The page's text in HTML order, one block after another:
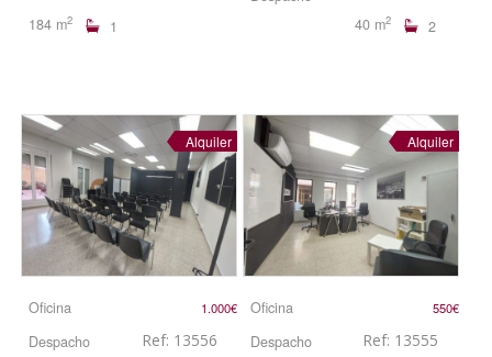
184 m2 1 40 m2 2
Alquiler
Oficina
Despacho
1.000€
Ref: 13556
Alquiler
Oficina
Despacho
550€
Ref: 13555